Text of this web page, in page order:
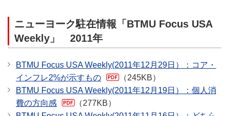
ニューヨーク駐在情報「BTMU Focus USA
Weekly」 2011年
BTMU Focus USA Weekly(2011年12月29日）：コア・
インフレ2%が示すもの
（245KB）
BTMU Focus USA Weekly(2011年12月19日）：個人消
費の方向感
（277KB）